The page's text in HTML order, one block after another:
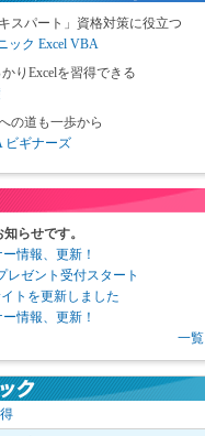
スパート」資格対策に役立つ
ック Excel VBA
りExcelを習得できる
の道も一歩から
ビギナーズ
らせです。
情報、更新！
レゼント受付スタート
トを更新しました
情報、更新！
一覧